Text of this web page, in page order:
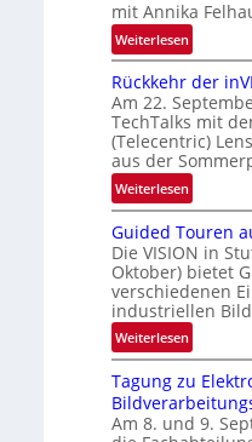
R
u
d
e
e
w
s
‘
mit Annika
Weiterlesen:
U
n
b
e
g
r
e
z
t
e
M
ö
g
l
i
c
Rückkehr der
Am 22.
TechTalks mit
(Telecentric)
aus der
Weiterlesen:
R
ü
c
k
k
e
h
d
e
Guided Touren
Die VISION in
Oktober) bietet
verschiedenen
industriellen
Weiterlesen:
G
u
i
d
Tagung zu
Am 8. und 9.